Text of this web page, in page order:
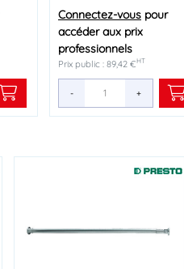
Connectez-vous pour
accéder aux prix
professionnels
Prix public : 89,42 €HT
- +